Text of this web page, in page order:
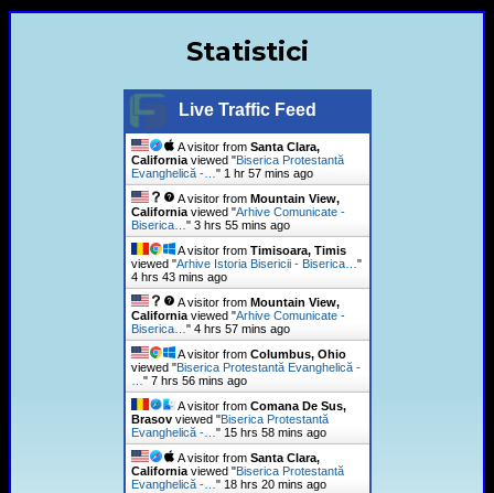
Statistici
Live Traffic Feed
A visitor from Santa Clara,
Californiaviewed "Biserica Protestantă
Evanghelică -… " 1 hr 57 mins ago
A visitor from Mountain View,
Californiaviewed "Arhive Comunicate -
Biserica… " 3 hrs 55 mins ago
A visitor from Timisoara, Timis
viewed "Arhive Istoria Bisericii - Biserica… "
4 hrs 43 mins ago
A visitor from Mountain View,
Californiaviewed "Arhive Comunicate -
Biserica… " 4 hrs 57 mins ago
A visitor from Columbus, Ohio
viewed "Biserica Protestantă Evanghelică -
" 7 hrs 56 mins ago
A visitor from Comana De Sus,
Brasovviewed "Biserica Protestantă
Evanghelică -… " 15 hrs 58 mins ago
A visitor from Santa Clara,
Californiaviewed "Biserica Protestantă
Evanghelică -… " 18 hrs 20 mins ago